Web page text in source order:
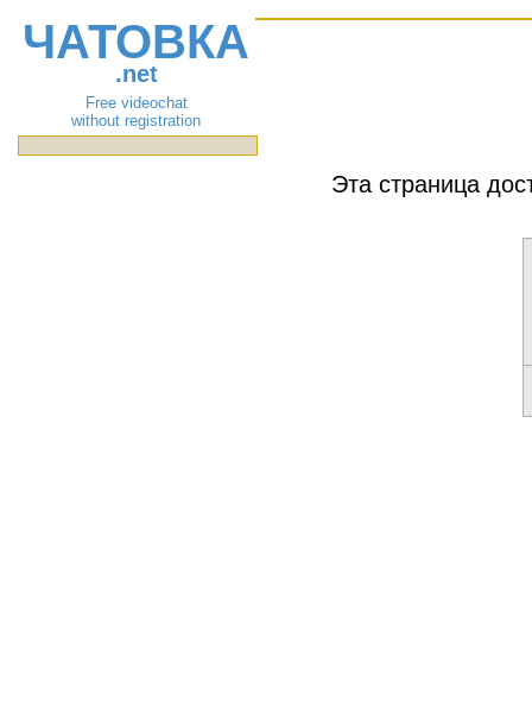
ЧАТОВКА
.net
Free videochat
without registration
Эта страница